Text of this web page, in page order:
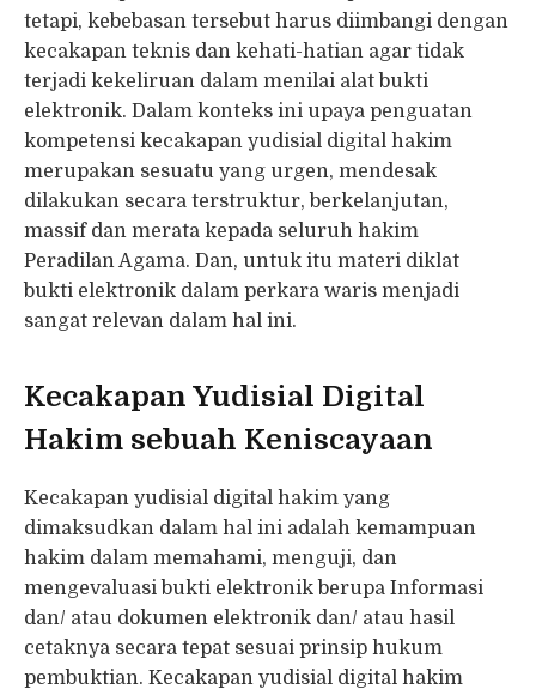
tetapi, kebebasan tersebut harus diimbangi dengan
kecakapan teknis dan kehati-hatian agar tidak
terjadi kekeliruan dalam menilai alat bukti
elektronik. Dalam konteks ini upaya penguatan
kompetensi kecakapan yudisial digital hakim
merupakan sesuatu yang urgen, mendesak
dilakukan secara terstruktur, berkelanjutan,
massif dan merata kepada seluruh hakim
Peradilan Agama. Dan, untuk itu materi diklat
bukti elektronik dalam perkara waris menjadi
sangat relevan dalam hal ini.
Kecakapan Yudisial Digital
Hakim sebuah Keniscayaan
Kecakapan yudisial digital hakim yang
dimaksudkan dalam hal ini adalah kemampuan
hakim dalam memahami, menguji, dan
mengevaluasi bukti elektronik berupa Informasi
dan/ atau dokumen elektronik dan/ atau hasil
cetaknya secara tepat sesuai prinsip hukum
pembuktian. Kecakapan yudisial digital hakim